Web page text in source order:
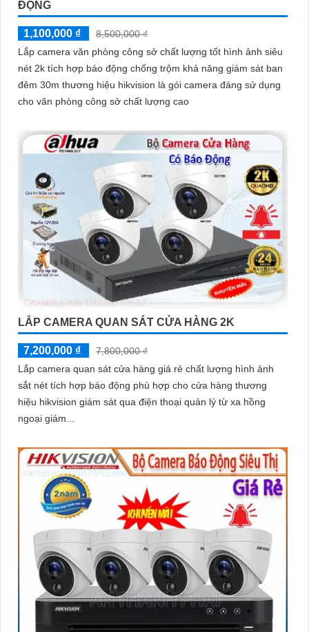
Hy vọng rằng bài viết giới thiệu trên sẽ giúp bạn thu hút được
khách hàng quan tâm đến sản phẩm Camera Hikvision giá rẻ và
chất lượng.
ĐỘNG
1,100,000 ₫
8,500,000 ₫
Lắp camera văn phòng công sở chất lượng tốt hình ảnh siêu
nét 2k tích hợp báo động chống trộm khả năng giám sát ban
đêm 30m thương hiệu hikvision là gói camera đáng sử dụng
cho văn phòng công sở chất lượng cao
LẮP CAMERA QUAN SÁT CỬA HÀNG 2K
7,200,000 ₫
7,800,000 ₫
Lắp camera quan sát cửa hàng giá rẻ chất lượng hình ảnh
sắt nét tích hợp báo động phù hợp cho cửa hàng thương
hiệu hikvision giám sát qua điện thoại quản lý từ xa hồng
ngoại giám...